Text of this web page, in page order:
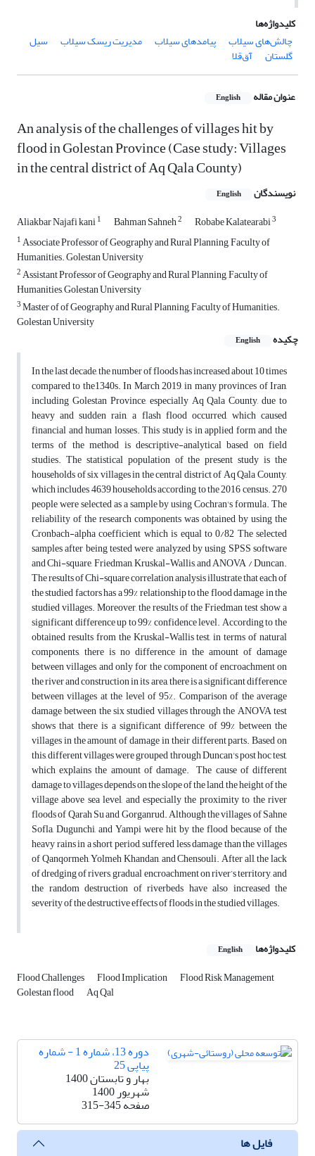
کلیدواژه‌ها
چالش‌های سیلاب
پیامدهای سیلاب مدیریت ریسک سیلاب سیل
گلستان آق‌قلا
عنوان مقاله English
An analysis of the challenges of villages hit by
flood in Golestan Province (Case study: Villages
in the central district of Aq Qala County)
نویسندگان English
Aliakbar Najafi kani1 Bahman Sahneh2 Robabe Kalatearabi3
1Associate Professor of Geography and Rural Planning, Faculty of
Humanities. Golestan University
2Assistant Professor of Geography and Rural Planning, Faculty of
Humanities, Golestan University
3Master of of Geography and Rural Planning, Faculty of Humanities.
Golestan University
چکیده
English
In the last decade, the number of floods has increased about 10 times
compared to the1340s. In March 2019, in many provinces of Iran,
including Golestan Province, especially Aq Qala County, due to
heavy and sudden rain, a flash flood occurred, which caused
financial and human losses. This study is in applied form and the
terms of the method is descriptive-analytical based on field
studies. The statistical population of the present study is the
households of six villages in the central district of Aq Qala County,
which includes 4639 households according to the 2016 census. 270
people were selected as a sample by using Cochran's formula. The
reliability of the research components was obtained by using the
Cronbach-alpha coefficient which is equal to 0/82 The selected
samples after being tested were analyzed by using SPSS software
and Chi-square, Friedman, Kruskal-Wallis, and ANOVA / Duncan.
The results of Chi-square correlation analysis illustrate that each of
the studied factors has a 99% relationship to the flood damage in the
studied villages. Moreover, the results of the Friedman test show a
significant difference up to 99% confidence level. According to the
obtained results from the Kruskal-Wallis test, in terms of natural
components, there is no difference in the amount of damage
between villages, and only for the component of encroachment on
the river and construction in its area, there is a significant difference
between villages at the level of 95%. Comparison of the average
damage between the six studied villages through the ANOVA test
shows that there is a significant difference of 99% between the
villages in the amount of damage in their different parts. Based on
this, different villages were grouped through Duncan's post hoc test,
which explains the amount of damage. The cause of different
damage to villages depends on the slope of the land, the height of the
village above sea level, and especially the proximity to the river
floods of Qarah Su and Gorganrud. Although the villages of Sahne
Sofla, Dugunchi, and Yampi were hit by the flood because of the
heavy rains in a short period, suffered less damage than the villages
of Qanqormeh, Yolmeh Khandan, and Chensouli. After all, the lack
of dredging of rivers, gradual encroachment on river’s territory, and
the random destruction of riverbeds have also increased the
severity of the destructive effects of floods in the studied villages.
کلیدواژه‌ها English
Flood Challenges Flood Implication Flood Risk Management
Golestan flood Aq Qal
دوره 13، شماره 1 - شماره
پیاپی 25
بهار و تابستان 1400
شهریور 1400
صفحه315-345
فایل ها